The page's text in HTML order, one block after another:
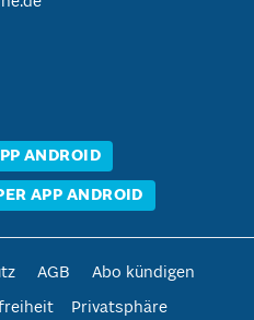
ANDROID
APP ANDROID
AGB
Abo kündigen
Privatsphäre